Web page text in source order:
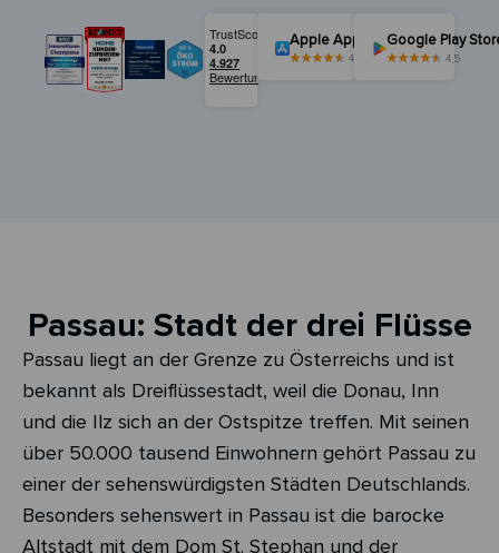
Apple App Store
4,5
Google Play
4,5
Passau: Stadt der drei Flüsse
Passau liegt an der Grenze zu Österreichs und ist
bekannt als Dreiflüssestadt, weil die Donau, Inn
und die Ilz sich an der Ostspitze treffen. Mit seinen
über 50.000 tausend Einwohnern gehört Passau zu
einer der sehenswürdigsten Städten Deutschlands.
Besonders sehenswert in Passau ist die barocke
Altstadt mit dem Dom St. Stephan und der